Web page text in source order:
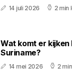
14 juli 2026 2 min
Wat komt er kijken
Suriname?
14 mei 2026 2